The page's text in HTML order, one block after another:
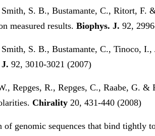
S. B., Bustamante, C., Ritort,
measured results. Biophys. J. 92,
S. B., Bustamante, C., Tinoco,
92, 3010-3021 (2007)
Repges, R., Repges, C., Raabe, G. &
Chirality 20, 431-440 (2008)
genomic sequences that bind tightly